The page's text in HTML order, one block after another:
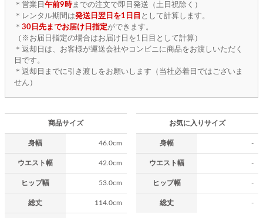
＊営業日 午前9時までの注文で即日発送（土日祝除く）
＊レンタル期間は発送日翌日を1日目 として計算します。
＊ 30日先までお届け日指定ができます。
（※お届日指定の場合はお届け日を1日目として計算）
＊返却日は、お客様が運送会社やコンビニに商品をお渡しいただく
日です。
＊返却日までに引き渡しをお願いします（当社必着日ではございま
せん）
商品サイズ
身幅 46.0cm
ウエスト幅 42.0cm
ヒップ幅 53.0cm
総丈 114.0cm
お気に入りサイズ
身幅 -
ウエスト幅 -
ヒップ幅 -
総丈 -